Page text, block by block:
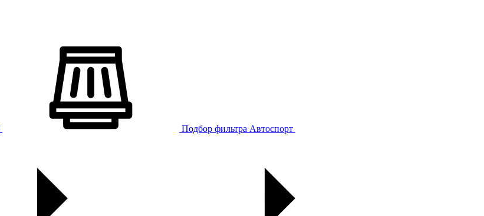
Подбор фильтра Автоспорт